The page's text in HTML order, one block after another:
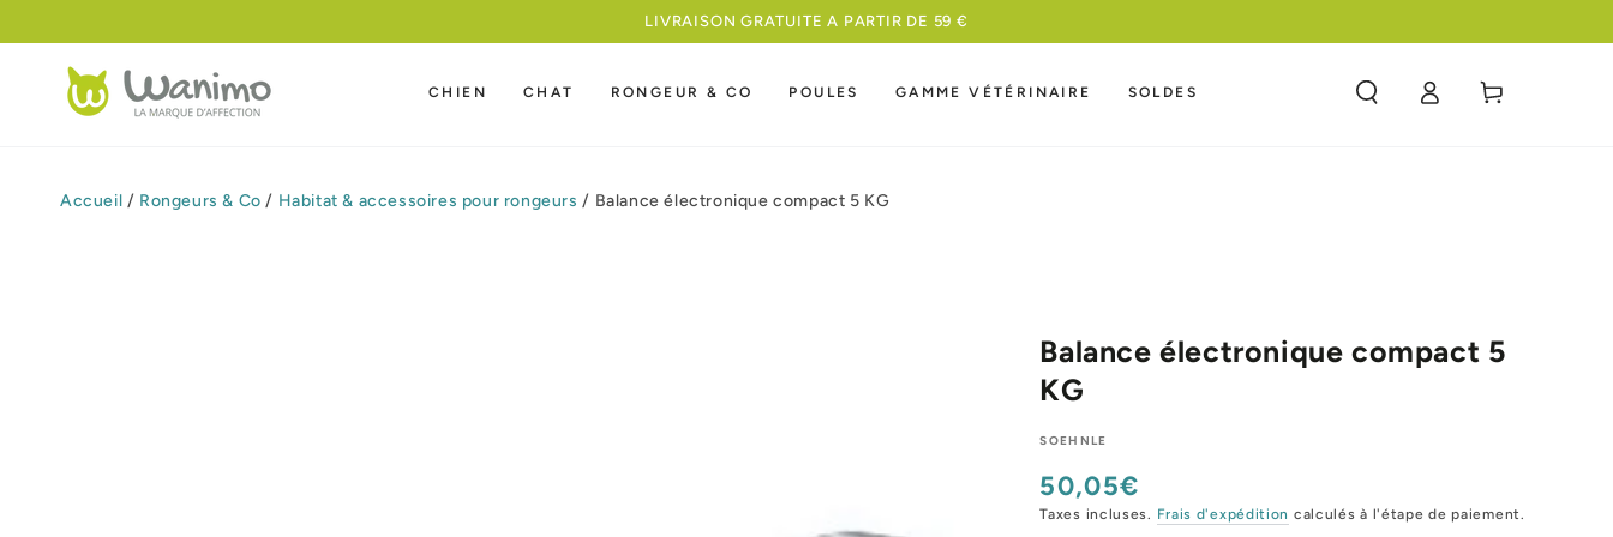
CHIEN CHAT RONGEUR & CO POULES GAMME VÉTÉRINAIRE SOLDES Connexion Panier
Accueil / Rongeurs & Co / Habitat & accessoires pour rongeurs / Balance électronique compact 5 KG
Balance électronique compact 5
KG
SOEHNLE
Prix
normal
50,05€
Taxes incluses. Frais d'expédition calculés à l'étape de paiement.